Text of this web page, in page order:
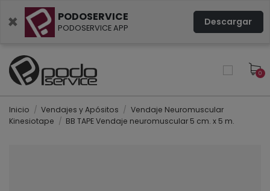
× PODOSERVICE
PODOSERVICE APP Descargar
0
Inicio Vendajes y Apósitos
Vendaje Neuromuscular
Kinesiotape
BB TAPE Vendaje neuromuscular 5 cm. x 5 m.